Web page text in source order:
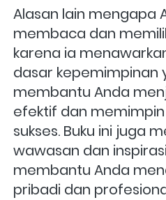
Alasan lain mengapa
membaca dan
karena ia
dasar kepemimpinan
membantu Anda
efektif dan
sukses. Buku ini juga
wawasan dan
membantu Anda
pribadi dan